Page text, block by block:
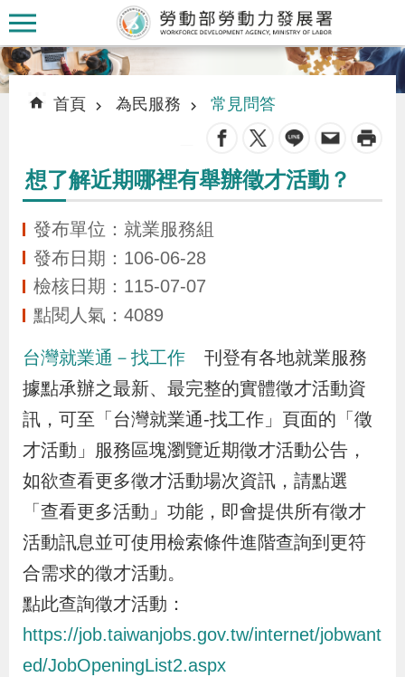
跳到主要內容區塊
認
識
本
署
息
發
布
為
務
業
務
專
:::
::: 首頁 為民服務 常見問答
想了解近期哪裡有舉辦徵才活動？
發布單位：就業服務組
發布日期：106-06-28
檢核日期：115-07-07
點閱人氣：4089
台灣就業通－找工作
刊登有各地就業服務
據點承辦之最新、最完整的實體徵才活動資
訊，可至「台灣就業通-找工作」頁面的「徵
才活動」服務區塊瀏覽近期徵才活動公告，
如欲查看更多徵才活動場次資訊，請點選
「查看更多活動」功能，即會提供所有徵才
活動訊息並可使用檢索條件進階查詢到更符
合需求的徵才活動。
點此查詢徵才活動：
https://job.taiwanjobs.gov.tw/internet/jobwant
ed/JobOpeningList2.aspx